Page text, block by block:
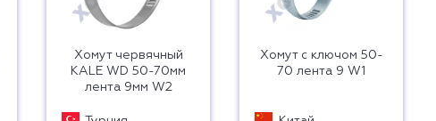
Хомут червячный
KALE WD 50-70мм
лента 9мм W2
Хомут с ключом 50-
70 лента 9 W1